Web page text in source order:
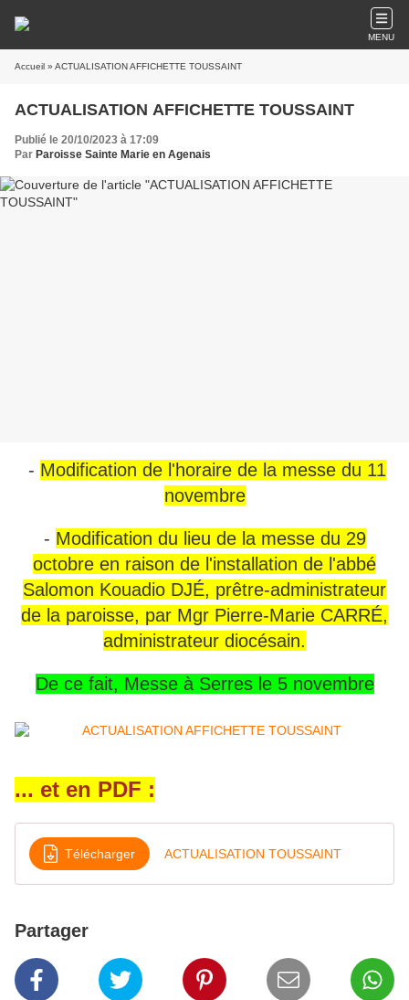
MENU
Accueil » ACTUALISATION AFFICHETTE TOUSSAINT
ACTUALISATION AFFICHETTE TOUSSAINT
Publié le 20/10/2023 à 17:09
Par Paroisse Sainte Marie en Agenais
- Modification de l'horaire de la messe du 11
novembre
- Modification du lieu de la messe du 29
octobre en raison de l'installation de l'abbé
Salomon Kouadio DJÉ, prêtre-administrateur
de la paroisse, par Mgr Pierre-Marie CARRÉ,
administrateur diocésain.
De ce fait, Messe à Serres le 5 novembre
... et en PDF :
Télécharger ACTUALISATION TOUSSAINT
Partager